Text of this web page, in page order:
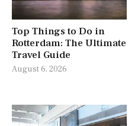
Top Things to Do in
Rotterdam: The Ultimate
Travel Guide
August 6, 2026